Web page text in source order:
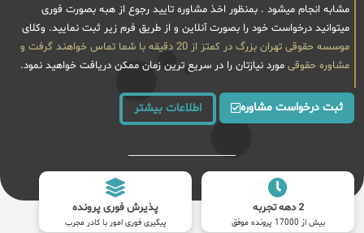
مشابه انجام میشود . بمنظور اخذ مشاوره تایید رجوع از هبه بصورت فوری
میتوانید درخواست خود را بصورت آنلاین و از طریق فرم زیر ثبت نمایید. وکلای
موسسه حقوقی تهران بزرگ در کمتز از 20 دقیقه با شما تماس خواهند گرفت و
مشاوره حقوقی مورد نیازتان را در سریع ترین زمان ممکن دریافت خواهید نمود.
ثبت درخواست مشاوره اطلاعات بیشتر
2 دهه تجربه
بیش از 17000 پرونده موفق
پذیرش فوری پرونده
پیگیری فوری امور با کادر مجرب